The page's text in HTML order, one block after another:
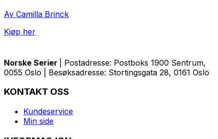
Av Camilla Brinck
Kjøp her
Norske Serier
| Postadresse: Postboks 1900 Sentrum,
0055 Oslo | Besøksadresse: Stortingsgata 28, 0161 Oslo
KONTAKT OSS
Kundeservice
Min side